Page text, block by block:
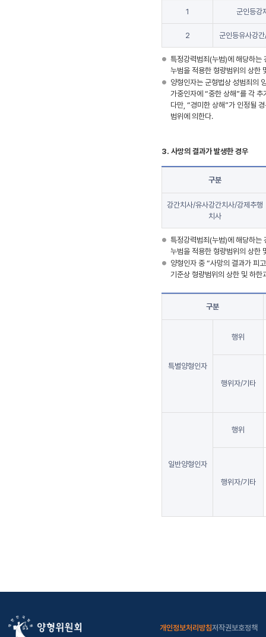
1 군인등강
2 군인등유사강
특정강력범죄(누범)에 해당하는
누범을 적용한 형량범위의 상한
양형인자는 군형법상 성범죄의
가중인자에 “중한 상해”를 각
다만, “경미한 상해”가 인정될
범위에 의한다.
3. 사망의 결과가 발생한 경우
구분
강간치사/유사강간치사/강제추행
치사
특정강력범죄(누범)에 해당하는
누범을 적용한 형량범위의 상한
양형인자 중 “사망의 결과가 피
기준상 형량범위의 상한 및 하한
구분
특별양형인자
행위
행위자/기타
일반양형인자
행위
행위자/기타
개인정보처리방침저작권보호정책